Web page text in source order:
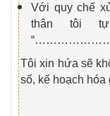
Với quy chế
thân tôi
Tôi xin hứa sẽ
số, kế hoạch